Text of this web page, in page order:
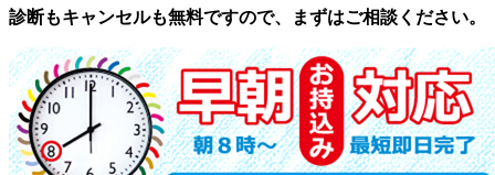
診断もキャンセルも無料ですので、まずはご相談ください。